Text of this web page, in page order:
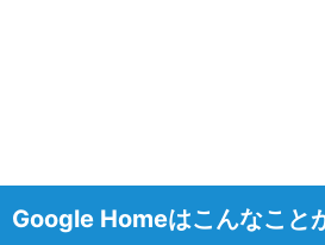
Google Homeはこんなこと